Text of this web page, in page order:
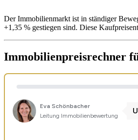
Der Immobilienmarkt ist in ständiger
+1,35 % gestiegen sind. Diese
Immobilienpreisrechner